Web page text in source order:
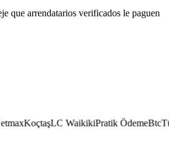
que arrendatarios verificados le paguen
KoçtaşLC WaikikiPratik ÖdemeBtcTürk